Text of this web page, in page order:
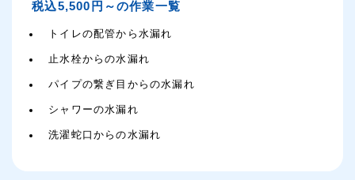
税込5,500円～の作業一覧
トイレの配管から水漏れ
止水栓からの水漏れ
パイプの繋ぎ目からの水漏れ
シャワーの水漏れ
洗濯蛇口からの水漏れ